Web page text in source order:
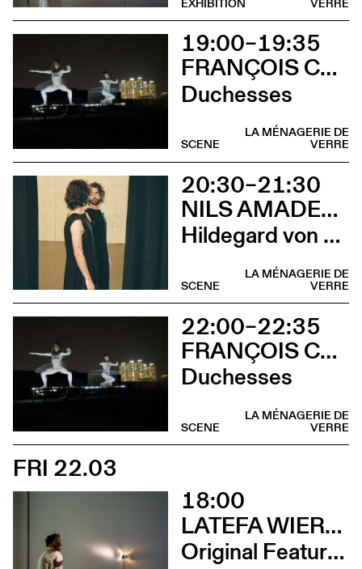
19:00–19:35
FRANÇOIS CHAIGNAUD & MARIE-CAROLINE HOMINAL
Duchesses
LA MÉNAGERIE DE
VERRE
SCENE
20:30–21:30
NILS AMADEUS LANGE
Hildegard von Bingen
LA MÉNAGERIE DE
VERRE
SCENE
22:00–22:35
FRANÇOIS CHAIGNAUD & MARIE-CAROLINE HOMINAL
Duchesses
LA MÉNAGERIE DE
VERRE
SCENE
FRI 22.03
18:00
LATEFA WIERSCH
Original Features